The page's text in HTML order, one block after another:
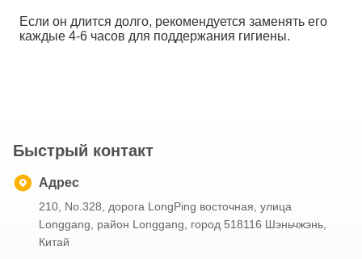
Если он длится долго, рекомендуется заменять его
каждые 4-6 часов для поддержания гигиены.
Быстрый контакт
Адрес
210, No.328, дорога LongPing восточная, улица
Longgang, район Longgang, город 518116 Шэньчжэнь,
Китай